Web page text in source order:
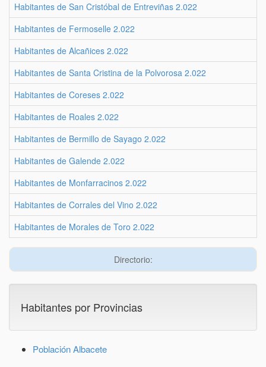
Habitantes de San Cristóbal de Entreviñas 2.022
Habitantes de Fermoselle 2.022
Habitantes de Alcañices 2.022
Habitantes de Santa Cristina de la Polvorosa 2.022
Habitantes de Coreses 2.022
Habitantes de Roales 2.022
Habitantes de Bermillo de Sayago 2.022
Habitantes de Galende 2.022
Habitantes de Monfarracinos 2.022
Habitantes de Corrales del Vino 2.022
Habitantes de Morales de Toro 2.022
Directorio:
Habitantes por Provincias
Población Albacete